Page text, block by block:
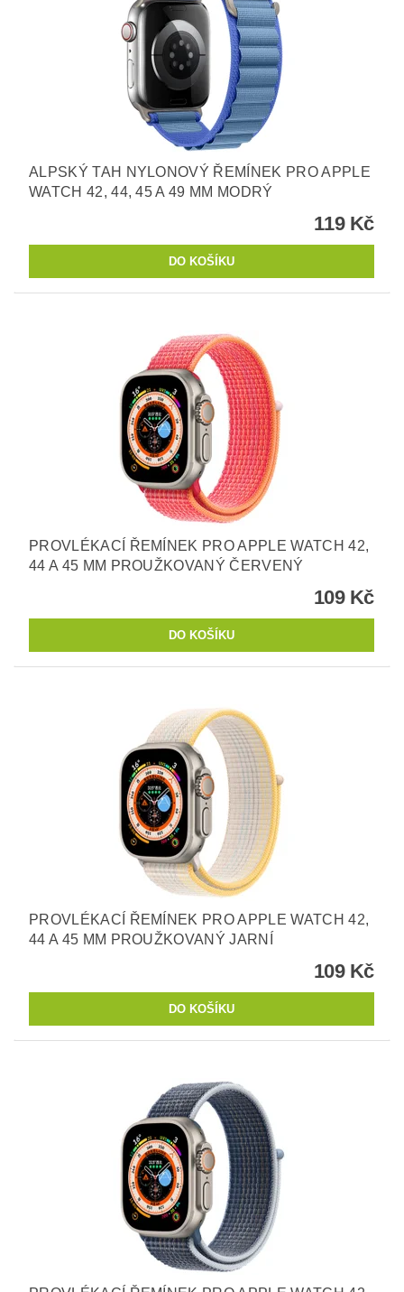
ALPSKÝ TAH NYLONOVÝ ŘEMÍNEK PRO APPLE
WATCH 42, 44, 45 A 49 MM MODRÝ
119 Kč
PROVLÉKACÍ ŘEMÍNEK PRO APPLE WATCH 42,
44 A 45 MM PROUŽKOVANÝ ČERVENÝ
109 Kč
PROVLÉKACÍ ŘEMÍNEK PRO APPLE WATCH 42,
44 A 45 MM PROUŽKOVANÝ JARNÍ
109 Kč